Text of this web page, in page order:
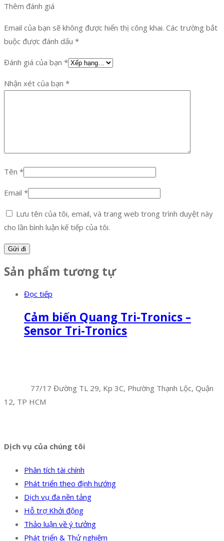
Thêm đánh giá
Email của bạn sẽ không được hiển thị công khai. Các trường bắt
buộc được đánh dấu *
Đánh giá của bạn *
Nhận xét của bạn *
Tên *
Email *
Lưu tên của tôi, email, và trang web trong trình duyệt này
cho lần bình luận kế tiếp của tôi.
Sản phẩm tương tự
Đọc tiếp
Cảm biến Quang Tri-Tronics –
Sensor Tri-Tronics
77/17 Đường TL 29, Kp 3C, Phường Thạnh Lộc, Quận
12, TP HCM
Dịch vụ của chúng tôi
Phân tích tài chính
Phát triển theo định hướng
Dịch vụ đa nền tảng
Hỗ trợ Khởi động
Thảo luận về ý tưởng
Phát triển & Thử nghiệm